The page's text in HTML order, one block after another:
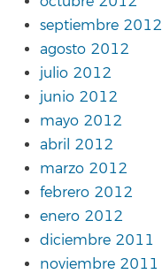
septiembre 2012
agosto 2012
julio 2012
junio 2012
mayo 2012
abril 2012
marzo 2012
febrero 2012
enero 2012
diciembre 2011
noviembre 2011